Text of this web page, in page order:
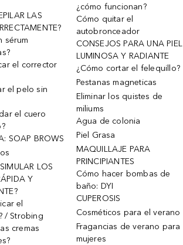
LAS
sérum
el corrector
el pelo sin
el cuero
SOAP BROWS
LOS
Y
el
/ Strobing
cremas
¿cómo funcionan?
Cómo quitar el
autobronceador
CONSEJOS PARA UNA PIEL
LUMINOSA Y RADIANTE
¿Cómo cortar el felequillo?
Pestanas magneticas
Eliminar los quistes de
miliums
Agua de colonia
Piel Grasa
MAQUILLAJE PARA
PRINCIPIANTES
Cómo hacer bombas de
baño: DYI
CUPEROSIS
Cosméticos para el verano
Fragancias de verano para
mujeres